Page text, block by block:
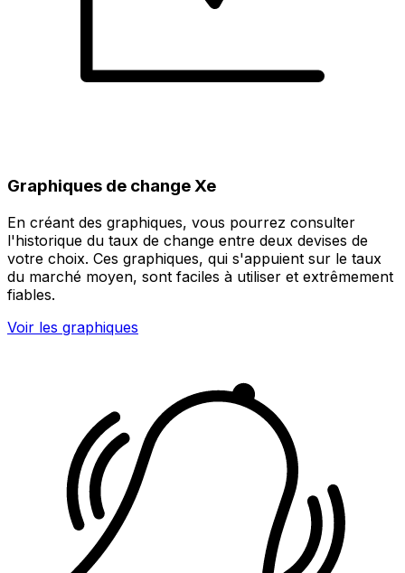
Graphiques de change Xe
En créant des graphiques, vous pourrez consulter
l'historique du taux de change entre deux devises de
votre choix. Ces graphiques, qui s'appuient sur le taux
du marché moyen, sont faciles à utiliser et extrêmement
fiables.
Voir les graphiques